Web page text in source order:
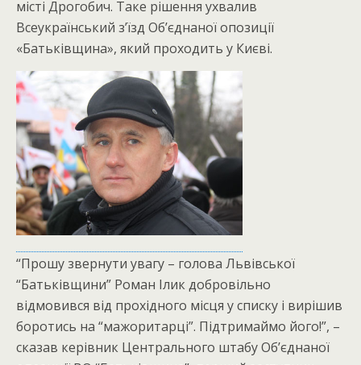
місті Дрогобич. Таке рішення ухвалив
Всеукраїнський з’їзд Об’єднаної опозиції
«Батьківщина», який проходить у Києві.
“Прошу звернути увагу – голова Львівської
“Батьківщини” Роман Ілик добровільно
відмовився від прохідного місця у списку і вирішив
боротись на “мажоритарці”. Підтримаймо його!”, –
сказав керівник Центрального штабу Об’єднаної